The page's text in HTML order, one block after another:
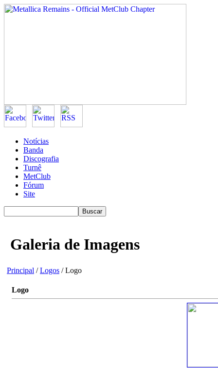
Notícias
Banda
Discografia
Turnê
MetClub
Fórum
Site
Galeria de Imagens
Principal /Logos / Logo
Logo